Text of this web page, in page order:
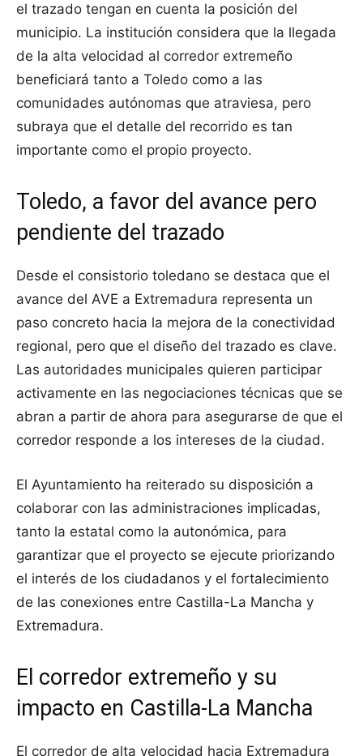
el trazado tengan en cuenta la posición del
municipio. La institución considera que la llegada
de la alta velocidad al corredor extremeño
beneficiará tanto a Toledo como a las
comunidades autónomas que atraviesa, pero
subraya que el detalle del recorrido es tan
importante como el propio proyecto.
Toledo, a favor del avance pero
pendiente del trazado
Desde el consistorio toledano se destaca que el
avance del AVE a Extremadura representa un
paso concreto hacia la mejora de la conectividad
regional, pero que el diseño del trazado es clave.
Las autoridades municipales quieren participar
activamente en las negociaciones técnicas que se
abran a partir de ahora para asegurarse de que el
corredor responde a los intereses de la ciudad.
El Ayuntamiento ha reiterado su disposición a
colaborar con las administraciones implicadas,
tanto la estatal como la autonómica, para
garantizar que el proyecto se ejecute priorizando
el interés de los ciudadanos y el fortalecimiento
de las conexiones entre Castilla-La Mancha y
Extremadura.
El corredor extremeño y su
impacto en Castilla-La Mancha
El corredor de alta velocidad hacia Extremadura